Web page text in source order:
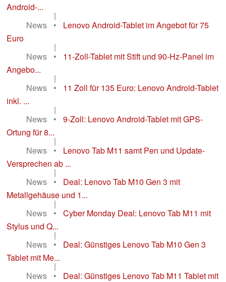
Android-...
|
News
•
Lenovo Android-Tablet im Angebot für 75
Euro
|
News
•
11-Zoll-Tablet mit Stift und 90-Hz-Panel im
Angebo...
|
News
•
11 Zoll für 135 Euro: Lenovo Android-Tablet
inkl. ...
|
News
•
9-Zoll: Lenovo Android-Tablet mit GPS-
Ortung für 8...
|
News
•
Lenovo Tab M11 samt Pen und Update-
Versprechen ab ...
|
News
•
Deal: Lenovo Tab M10 Gen 3 mit
Metallgehäuse und 1...
|
News
•
Cyber Monday Deal: Lenovo Tab M11 mit
Stylus und Q...
|
News
•
Deal: Günstiges Lenovo Tab M10 Gen 3
Tablet mit Me...
|
News
•
Deal: Günstiges Lenovo Tab M11 Tablet mit